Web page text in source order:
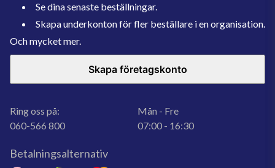
Se dina senaste beställningar.
Skapa underkonton för fler beställare i en organisation.
Och mycket mer.
Skapa företagskonto
Ring oss på:
060-566 800
Mån - Fre
07:00 - 16:30
Betalningsalternativ